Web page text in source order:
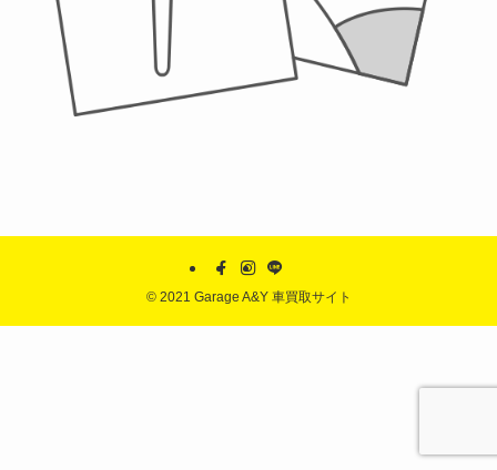
©2021 Garage A&Y 車買取サイト